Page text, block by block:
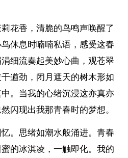
花香，清脆的鸟鸣声唤醒了
休息时喃喃私语，感受这春
细流奏起美妙心曲，观苍翠
遒劲，闭月遮天的树木形如
。当我的心绪沉浸这亦真亦
闪现出我那青春时的梦想。
。思绪如潮水般涌进。青春
的冰淇凌，一触即化。我的